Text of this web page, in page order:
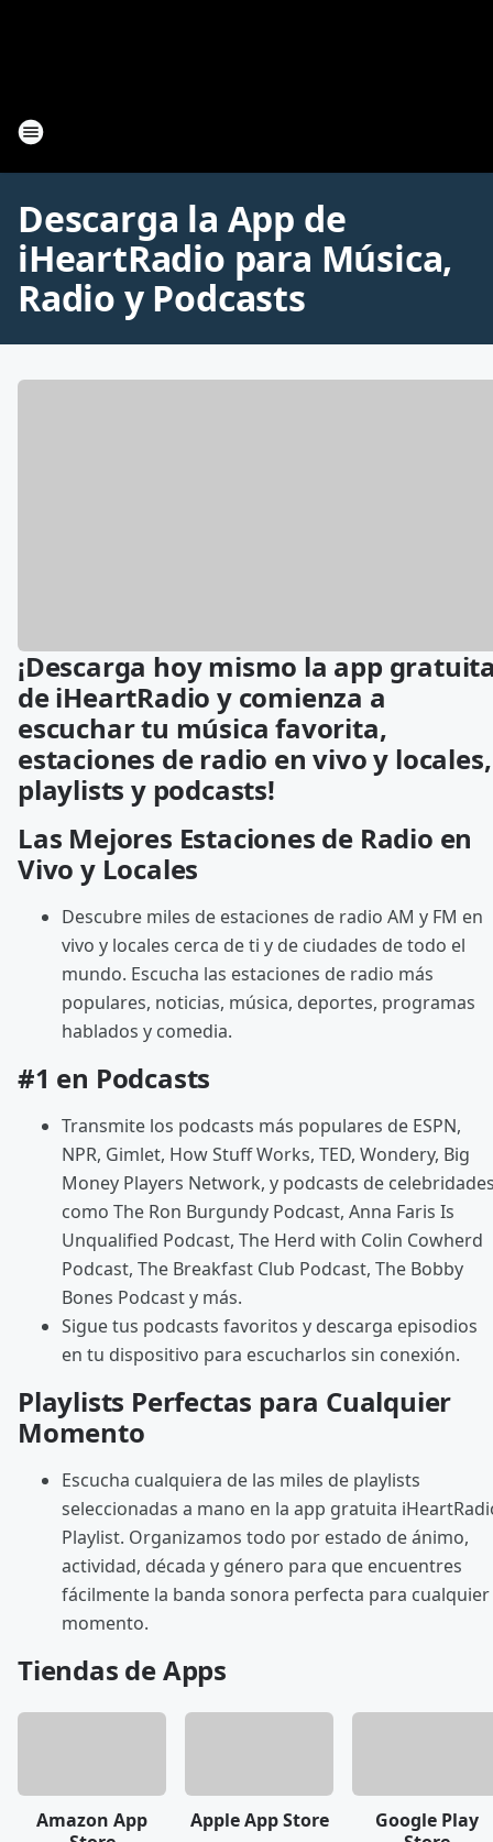
Descarga la App de
iHeartRadio para Música,
Radio y Podcasts
¡Descarga hoy mismo la app
de iHeartRadio y comienza a
escuchar tu música favorita,
estaciones de radio en vivo y locales,
playlists y podcasts!
Las Mejores Estaciones de Radio en
Vivo y Locales
Descubre miles de estaciones de radio AM y FM en
vivo y locales cerca de ti y de ciudades de todo el
mundo. Escucha las estaciones de radio más
populares, noticias, música, deportes, programas
hablados y comedia.
#1 en Podcasts
Transmite los podcasts más populares de ESPN,
NPR, Gimlet, How Stuff Works, TED, Wondery, Big
Money Players Network, y podcasts de
como The Ron Burgundy Podcast, Anna Faris Is
Unqualified Podcast, The Herd with Colin Cowherd
Podcast, The Breakfast Club Podcast, The Bobby
Bones Podcast y más.
Sigue tus podcasts favoritos y descarga episodios
en tu dispositivo para escucharlos sin conexión.
Playlists Perfectas para Cualquier
Momento
Escucha cualquiera de las miles de playlists
seleccionadas a mano en la app gratuita
Playlist. Organizamos todo por estado de ánimo,
actividad, década y género para que encuentres
fácilmente la banda sonora perfecta para cualquier
momento.
Tiendas de Apps
Amazon App
Apple App Store
Google Play